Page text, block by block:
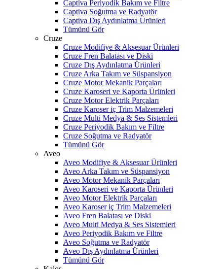
Captiva Periyodik Bakım ve Filtre
Captiva Soğutma ve Radyatör
Captiva Dış Aydınlatma Ürünleri
Tümünü Gör
Cruze
Cruze Modifiye & Aksesuar Ürünleri
Cruze Fren Balatası ve Diski
Cruze Dış Aydınlatma Ürünleri
Cruze Arka Takım ve Süspansiyon
Cruze Motor Mekanik Parçaları
Cruze Karoseri ve Kaporta Ürünleri
Cruze Motor Elektrik Parçaları
Cruze Karoser iç Trim Malzemeleri
Cruze Multi Medya & Ses Sistemleri
Cruze Periyodik Bakım ve Filtre
Cruze Soğutma ve Radyatör
Tümünü Gör
Aveo
Aveo Modifiye & Aksesuar Ürünleri
Aveo Arka Takım ve Süspansiyon
Aveo Motor Mekanik Parçaları
Aveo Karoseri ve Kaporta Ürünleri
Aveo Motor Elektrik Parçaları
Aveo Karoser iç Trim Malzemeleri
Aveo Fren Balatası ve Diski
Aveo Multi Medya & Ses Sistemleri
Aveo Periyodik Bakım ve Filtre
Aveo Soğutma ve Radyatör
Aveo Dış Aydınlatma Ürünleri
Tümünü Gör